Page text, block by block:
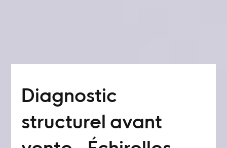
Diagnostic
structurel avant